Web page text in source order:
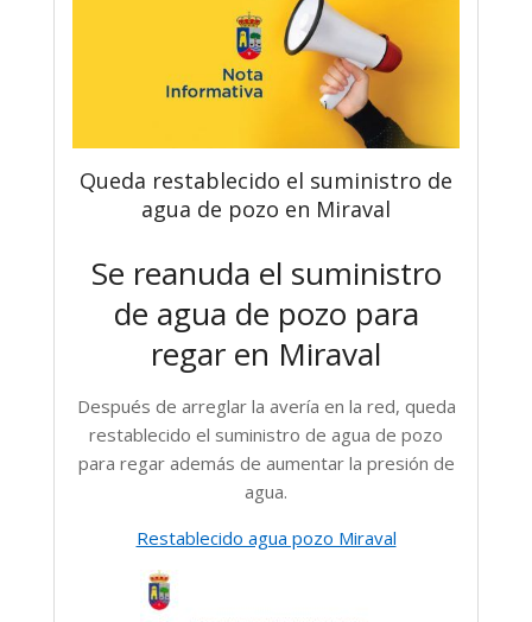
Queda restablecido el suministro de
agua de pozo en Miraval
Se reanuda el suministro
de agua de pozo para
regar en Miraval
Después de arreglar la avería en la red, queda
restablecido el suministro de agua de pozo
para regar además de aumentar la presión de
agua.
Restablecido agua pozo Miraval